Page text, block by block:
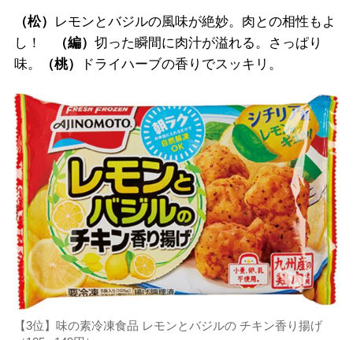
（松）
レモンとバジルの風味が絶妙。肉との相性もよ
し！
（編） 切った瞬間に肉汁が溢れる。さっぱり
味。
（桃） ドライハーブの香りでスッキリ。
【3位】味の素冷凍食品 レモンとバジルの チキン香り揚げ